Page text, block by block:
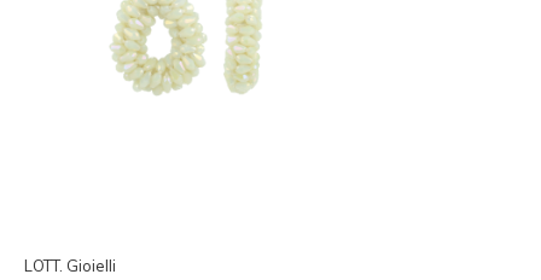
LOTT. Gioielli